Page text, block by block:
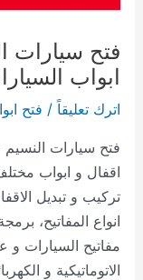
ابواب
اترك تعليقاً / فتح
فتح سيارات النسيم
اقفال و ابواب
تركيب و تبديل
انواع المفاتيح،
مفاتيح السيارات و
الاتوماتيكية و